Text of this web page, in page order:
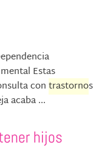
Estas
contrastornos
acaba ...
hijos